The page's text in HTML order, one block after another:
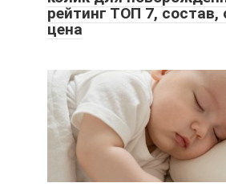
рейтинг ТОП 7, состав,
цена